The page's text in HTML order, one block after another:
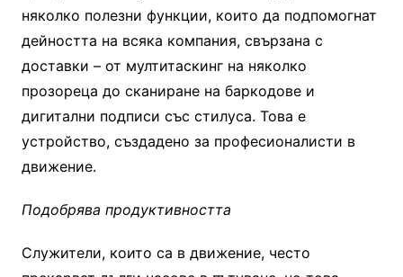
няколко полезни функции, които да подпомогнат
дейността на всяка компания, свързана с
доставки – от мултитаскинг на няколко
прозореца до сканиране на баркодове и
дигитални подписи със стилуса. Това е
устройство, създадено за професионалисти в
движение.
Подобрява продуктивността
Служители, които са в движение, често